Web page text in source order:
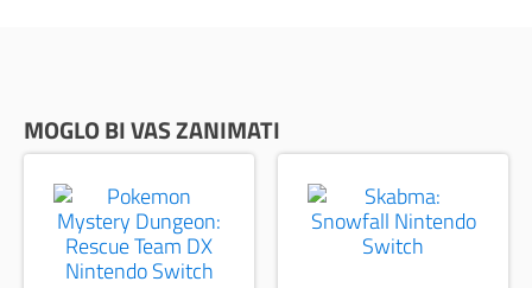
MOGLO BI VAS ZANIMATI